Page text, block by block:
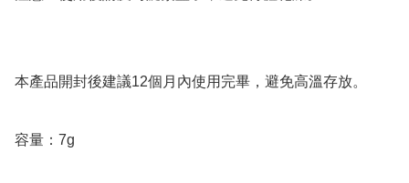
本產品開封後建議12個月內使用完畢，避免高溫存放。
容量：7g